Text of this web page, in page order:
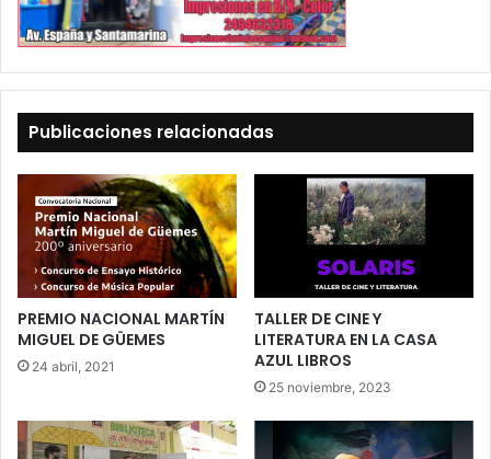
Publicaciones relacionadas
PREMIO NACIONAL MARTÍN
MIGUEL DE GÜEMES
24 abril, 2021
TALLER DE CINE Y
LITERATURA EN LA CASA
AZUL LIBROS
25 noviembre, 2023